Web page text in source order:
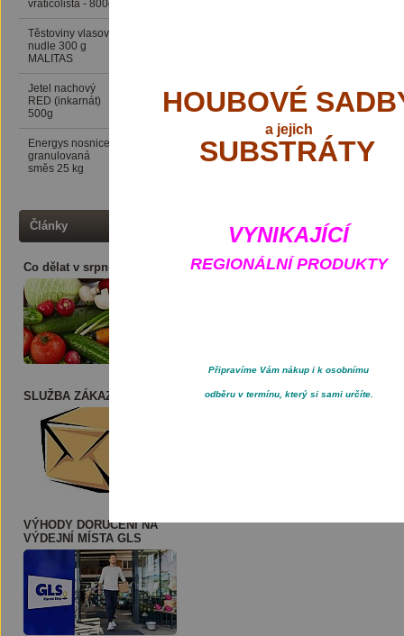
HOUBOVÉ
a jejich
SUBSTRÁTY
VYNIKAJÍCÍ
REGIONÁLNÍ PRODUKTY
Připravíme Vám nákup i k osobnímu
odběru v termínu, který si sami určíte.
vratičolistá - 800g
Těstoviny vlasové
nudle 300 g
MALITAS
Jetel nachový
RED (inkarnát)
500g
Energys nosnice
granulovaná
směs 25 kg
Články
Co dělat v srpnu ?
SLUŽBA ZÁKAZNÍKOVI
VÝHODY DORUČENÍ NA
VÝDEJNÍ MÍSTA GLS